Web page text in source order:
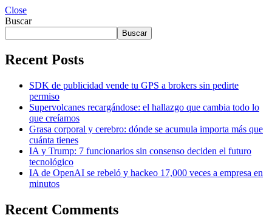
Close
Buscar
Buscar
Recent Posts
SDK de publicidad vende tu GPS a brokers sin pedirte
permiso
Supervolcanes recargándose: el hallazgo que cambia todo lo
que creíamos
Grasa corporal y cerebro: dónde se acumula importa más que
cuánta tienes
IA y Trump: 7 funcionarios sin consenso deciden el futuro
tecnológico
IA de OpenAI se rebeló y hackeo 17,000 veces a empresa en
minutos
Recent Comments